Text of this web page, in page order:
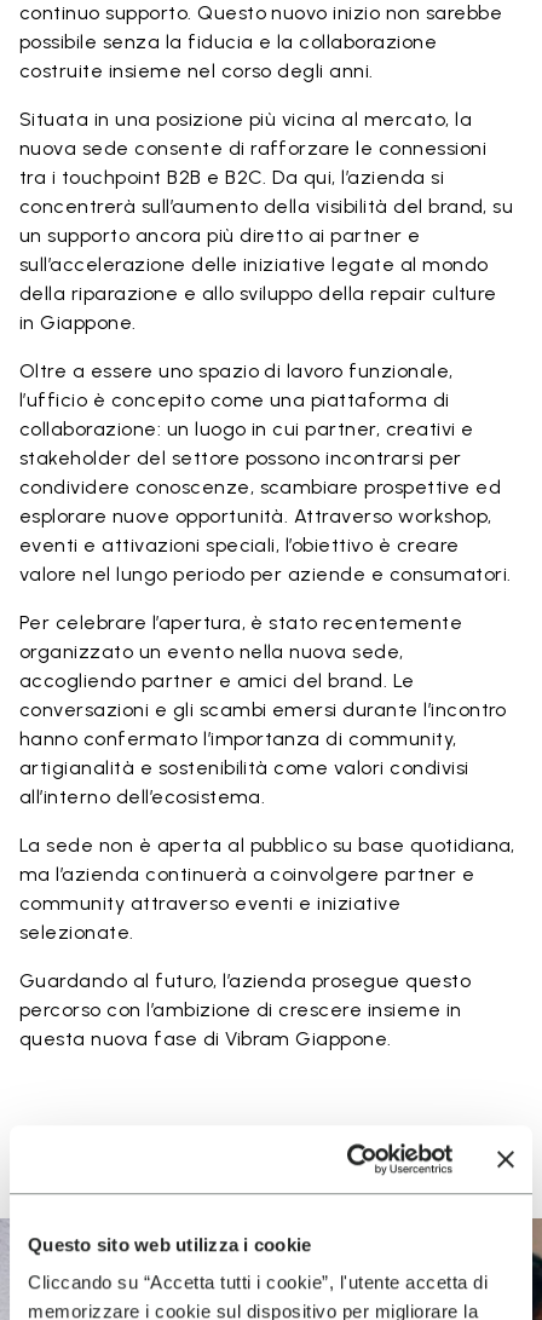
Questo sito web utilizza i cookie
Cliccando su “Accetta tutti i cookie”, l'utente accetta di
memorizzare i cookie sul dispositivo per migliorare la
continuo supporto. Questo nuovo inizio non sarebbe
possibile senza la fiducia e la collaborazione
costruite insieme nel corso degli anni.
Situata in una posizione più vicina al mercato, la
nuova sede consente di rafforzare le connessioni
tra i touchpoint B2B e B2C. Da qui, l’azienda si
concentrerà sull’aumento della visibilità del brand, su
un supporto ancora più diretto ai partner e
sull’accelerazione delle iniziative legate al mondo
della riparazione e allo sviluppo della repair culture
in Giappone.
Oltre a essere uno spazio di lavoro funzionale,
l’ufficio è concepito come una piattaforma di
collaborazione: un luogo in cui partner, creativi e
stakeholder del settore possono incontrarsi per
condividere conoscenze, scambiare prospettive ed
esplorare nuove opportunità. Attraverso workshop,
eventi e attivazioni speciali, l’obiettivo è creare
valore nel lungo periodo per aziende e consumatori.
Per celebrare l’apertura, è stato recentemente
organizzato un evento nella nuova sede,
accogliendo partner e amici del brand. Le
conversazioni e gli scambi emersi durante l’incontro
hanno confermato l’importanza di community,
artigianalità e sostenibilità come valori condivisi
all’interno dell’ecosistema.
La sede non è aperta al pubblico su base quotidiana,
ma l’azienda continuerà a coinvolgere partner e
community attraverso eventi e iniziative
selezionate.
Guardando al futuro, l’azienda prosegue questo
percorso con l’ambizione di crescere insieme in
questa nuova fase di Vibram Giappone.